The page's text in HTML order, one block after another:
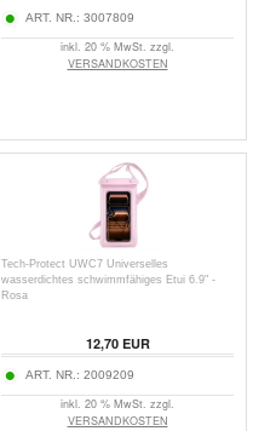
ART. NR.: 3007809
inkl. 20 % MwSt. zzgl.
VERSANDKOSTEN
Tech-Protect UWC7 Universelles
wasserdichtes schwimmfähiges Etui 6.9" -
Rosa
12,70EUR
ART. NR.: 2009209
inkl. 20 % MwSt. zzgl.
VERSANDKOSTEN